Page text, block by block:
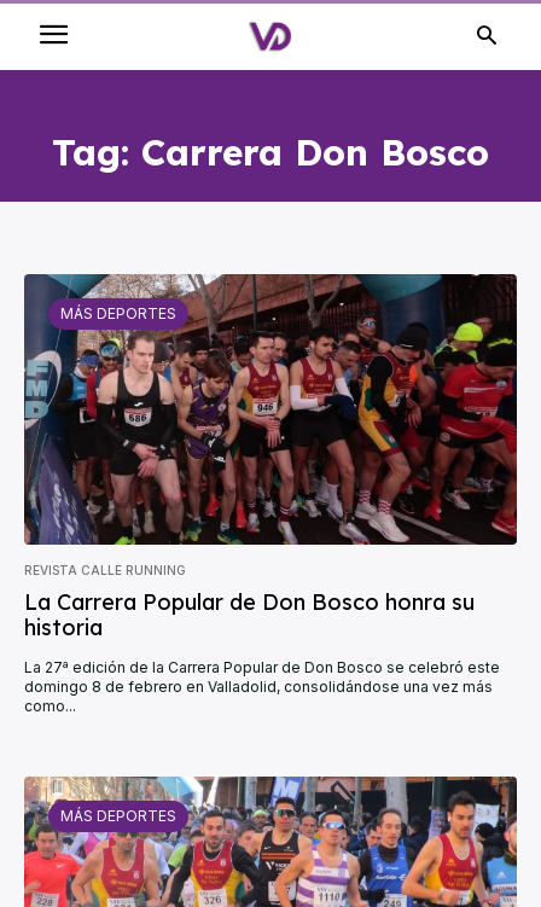
Tag: Carrera Don Bosco
MÁS DEPORTES
REVISTA CALLE RUNNING
La Carrera Popular de Don Bosco honra su
historia
La 27ª edición de la Carrera Popular de Don Bosco se celebró este
domingo 8 de febrero en Valladolid, consolidándose una vez más
como...
MÁS DEPORTES